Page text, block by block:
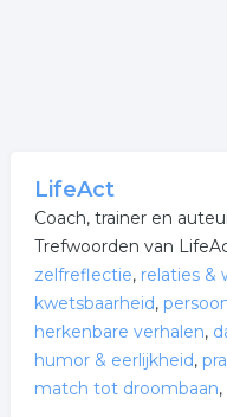
LifeAct
Coach, trainer en
Trefwoorden van
zelfreflectie, relaties &
kwetsbaarheid,
herkenbare verhalen,
humor & eerlijkheid,
match tot droombaan,